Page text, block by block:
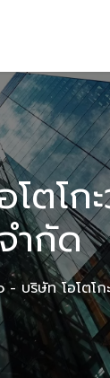
ตโก
ำกัด
บริษัท โอโตโ